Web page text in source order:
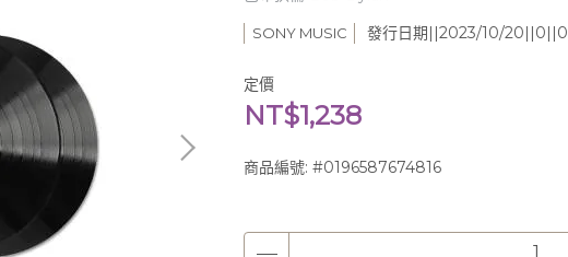
SONY MUSIC 發行日期||2023/10/20||0||0
定價
NT$1,238
商品編號: #0196587674816